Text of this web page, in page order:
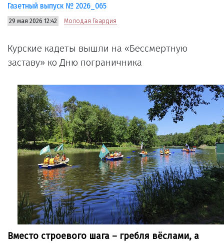
Газетный выпуск № 2026_065
29 мая 2026 12:42 Молодая Гвардия
Курские кадеты вышли на «Бессмертную
заставу» ко Дню пограничника
Вместо строевого шага – гребля вёслами, а